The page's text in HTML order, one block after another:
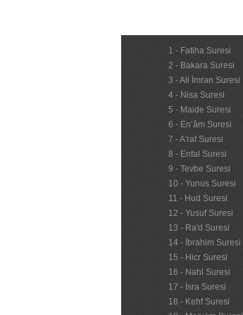
1 - Fatiha Suresi
2 - Bakara Suresi
3 - Ali İmran Suresi
4 - Nisa Suresi
5 - Maide Suresi
6 - En’âm Suresi
7 - A'raf Suresi
8 - Enfal Suresi
9 - Tevbe Suresi
10 - Yunus Suresi
11 - Hud Suresi
12 - Yusuf Suresi
13 - Ra'd Suresi
14 - İbrahim Suresi
15 - Hicr Suresi
16 - Nahl Suresi
17 - İsra Suresi
18 - Kehf Suresi